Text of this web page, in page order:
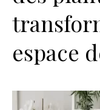
espace